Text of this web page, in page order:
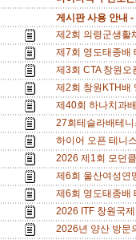
게시판 사용 안내 -
제2회 의령군생활
제7회 영도태종배
제3회 CTA 창원
제2회 창원KTH배
제40회 하나치과
27회테슬라배테
하이어 오픈 테니
2026 제1회 모던
제6회 울산여성
제6회 영도태종배
2026 ITF 창원국
2026년 양산 방문